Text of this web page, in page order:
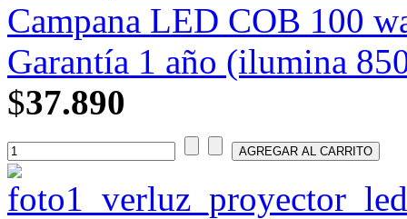
Campana LED COB 100
Garantía 1 año (ilumina
$37.890